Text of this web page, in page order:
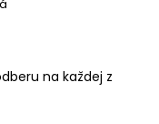
na každej z